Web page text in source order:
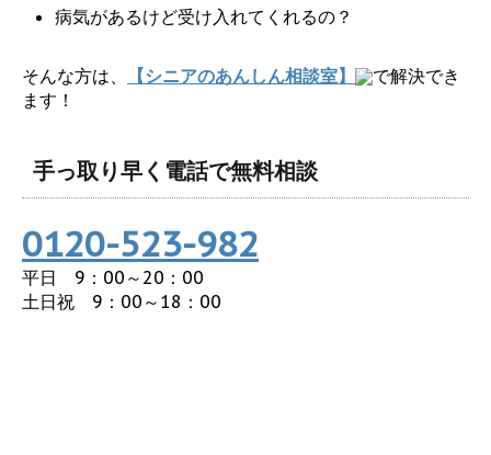
病気があるけど受け入れてくれるの？
そんな方は、 【シニアのあんしん相談室】
で解決でき
ます！
手っ取り早く電話で無料相談
0120-523-982
平日 9：00～20：00
土日祝 9：00～18：00